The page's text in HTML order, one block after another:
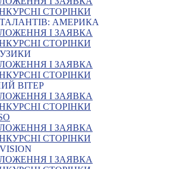
СТОРІНКИ
ТАЛАНТІВ: АМЕРИКА
І ЗАЯВКА
СТОРІНКИ
І ЗАЯВКА
СТОРІНКИ
ВІТЕР
І ЗАЯВКА
СТОРІНКИ
І ЗАЯВКА
СТОРІНКИ
І ЗАЯВКА